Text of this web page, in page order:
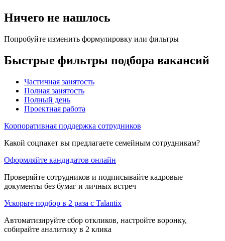
Ничего не нашлось
Попробуйте изменить формулировку или фильтры
Быстрые фильтры подбора вакансий
Частичная занятость
Полная занятость
Полный день
Проектная работа
Корпоративная поддержка сотрудников
Какой соцпакет вы предлагаете семейным сотрудникам?
Оформляйте кандидатов онлайн
Проверяйте сотрудников и подписывайте кадровые
документы без бумаг и личных встреч
Ускорьте подбор в 2 раза с Talantix
Автоматизируйте сбор откликов, настройте воронку,
собирайте аналитику в 2 клика